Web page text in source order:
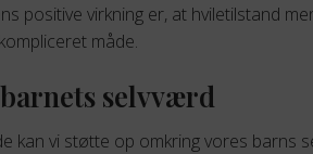
positive virkning er, at hviletilstand
måde.
selvværd
vi støtte op omkring vores